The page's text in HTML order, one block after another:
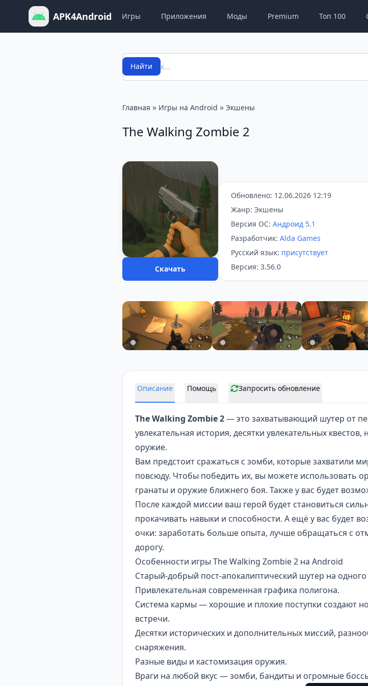
APK4Android Игры Приложения Моды Premium Топ 100
Поиск
Найти
Главная » Игры на Android » Экшены
The Walking Zombie 2
Скачать
Обновлено: 12.06.2026 12:19
Жанр: Экшены
Версия ОС: Андроид 5.1
Разработчик: Alda Games
Русский язык: присутствует
Версия: 3.56.0
Описание Помощь Запросить обновление
The Walking Zombie 2— это захватывающий шутер от
увлекательная история, десятки увлекательных
оружие.
Вам предстоит сражаться с зомби, которые захватили
повсюду. Чтобы победить их, вы можете использовать
гранаты и оружие ближнего боя. Также у вас будет
После каждой миссии ваш герой будет становиться
прокачивать навыки и способности. А ещё у вас будет
очки: заработать больше опыта, лучше обращаться с
дорогу.
Особенности игры The Walking Zombie 2 на Android
Старый-добрый пост-апокалиптический шутер на одного
Привлекательная современная графика полигона.
Система кармы — хорошие и плохие поступки создают
встречи.
Десятки исторических и дополнительных миссий,
снаряжения.
Разные виды и кастомизация оружия.
Враги на любой вкус — зомби, бандиты и огромные